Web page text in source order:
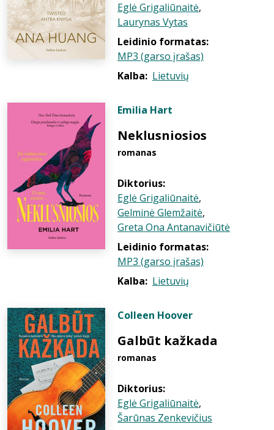
Eglė Grigaliūnaitė,
Laurynas Vytas
Leidinio formatas:
MP3 (garso įrašas)
Kalba: Lietuvių
Emilia Hart
Neklusniosios
romanas
Diktorius:
Eglė Grigaliūnaitė,
Gelminė Glemžaitė,
Greta Ona Antanavičiūtė
Leidinio formatas:
MP3 (garso įrašas)
Kalba: Lietuvių
Colleen Hoover
Galbūt kažkada
romanas
Diktorius:
Eglė Grigaliūnaitė,
Šarūnas Zenkevičius